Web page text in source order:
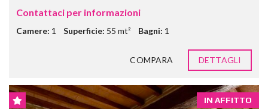
Contattaci per informazioni
Camere: 1 Superficie: 55 mt² Bagni: 1
COMPARA DETTAGLI
IN AFFITTO